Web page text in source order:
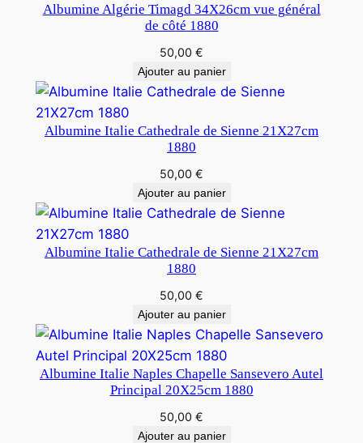
Albumine Algérie Timagd 34X26cm vue général
de côté 1880
50,00 €
Ajouter au panier
Albumine Italie Cathedrale de Sienne 21X27cm
1880
50,00 €
Ajouter au panier
Albumine Italie Cathedrale de Sienne 21X27cm
1880
50,00 €
Ajouter au panier
Albumine Italie Naples Chapelle Sansevero Autel
Principal 20X25cm 1880
50,00 €
Ajouter au panier